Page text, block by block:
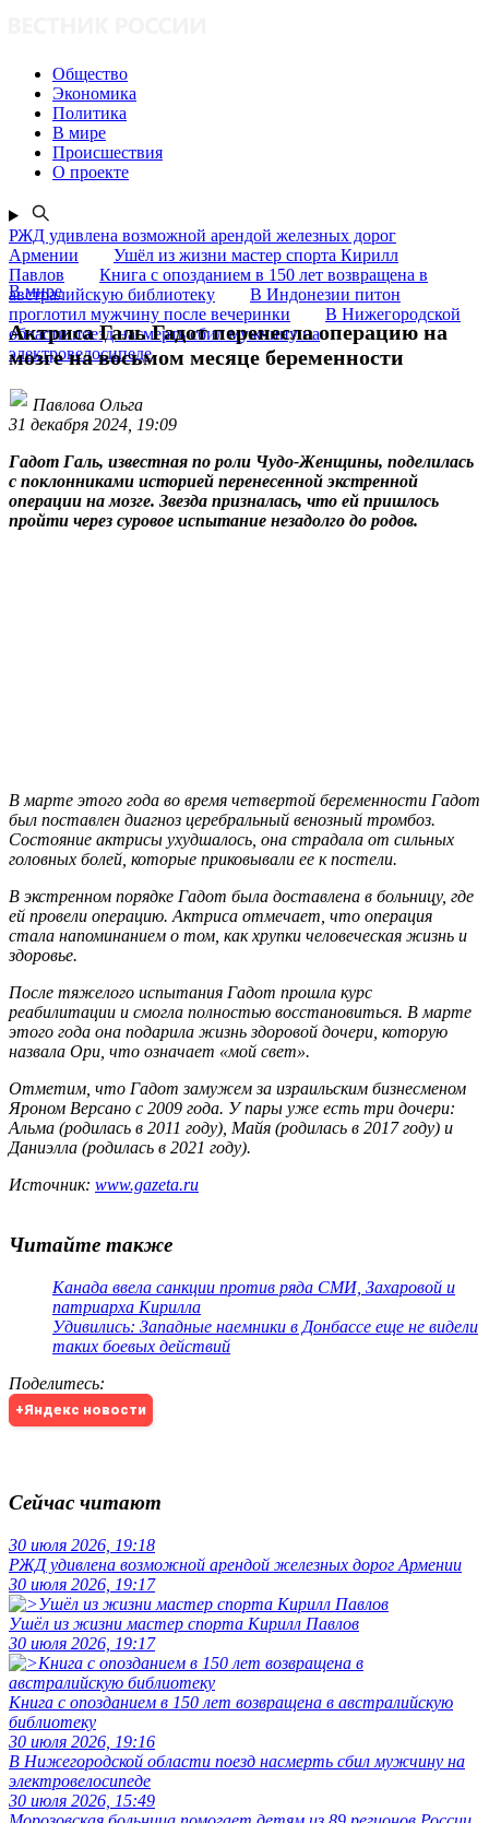
Общество
Экономика
Политика
В мире
Происшествия
О проекте
РЖД удивлена возможной арендой железных дорог
Армении
Ушёл из жизни мастер спорта Кирилл
Павлов
Книга с опозданием в 150 лет возвращена в
австралийскую библиотеку
В Индонезии питон
проглотил мужчину после вечеринки
В Нижегородской
области поезд насмерть сбил мужчину на
электровелосипеде
В мире
Актриса Галь Гадот перенесла операцию на
мозге на восьмом месяце беременности
Павлова Ольга
31 декабря 2024, 19:09
Гадот Галь, известная по роли Чудо-Женщины, поделилась
с поклонниками историей перенесенной экстренной
операции на мозге. Звезда призналась, что ей пришлось
пройти через суровое испытание незадолго до родов.
В марте этого года во время четвертой беременности Гадот
был поставлен диагноз церебральный венозный тромбоз.
Состояние актрисы ухудшалось, она страдала от сильных
головных болей, которые приковывали ее к постели.
В экстренном порядке Гадот была доставлена в больницу, где
ей провели операцию. Актриса отмечает, что операция
стала напоминанием о том, как хрупки человеческая жизнь и
здоровье.
После тяжелого испытания Гадот прошла курс
реабилитации и смогла полностью восстановиться. В марте
этого года она подарила жизнь здоровой дочери, которую
назвала Ори, что означает «мой свет».
Отметим, что Гадот замужем за израильским бизнесменом
Яроном Версано с 2009 года. У пары уже есть три дочери:
Альма (родилась в 2011 году), Майя (родилась в 2017 году) и
Даниэлла (родилась в 2021 году).
Источник: www.gazeta.ru
Читайте также
Канада ввела санкции против ряда СМИ, Захаровой и
патриарха Кирилла
Удивились: Западные наемники в Донбассе еще не видели
таких боевых действий
Поделитесь:
+Яндекс новости
Сейчас читают
30 июля 2026, 19:18
РЖД удивлена возможной арендой железных дорог Армении
30 июля 2026, 19:17
Ушёл из жизни мастер спорта Кирилл Павлов
30 июля 2026, 19:17
Книга с опозданием в 150 лет возвращена в австралийскую
библиотеку
30 июля 2026, 19:16
В Нижегородской области поезд насмерть сбил мужчину на
электровелосипеде
30 июля 2026, 15:49